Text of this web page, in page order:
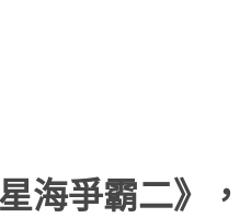
海爭霸二》